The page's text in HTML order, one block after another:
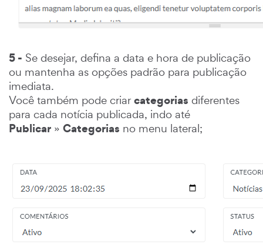
5 - Se desejar, defina a data e hora de publicação
ou mantenha as opções padrão para publicação
imediata.
Você também pode criarcategorias diferentes
para cada notícia publicada, indo até
Publicar » Categorias no menu lateral;